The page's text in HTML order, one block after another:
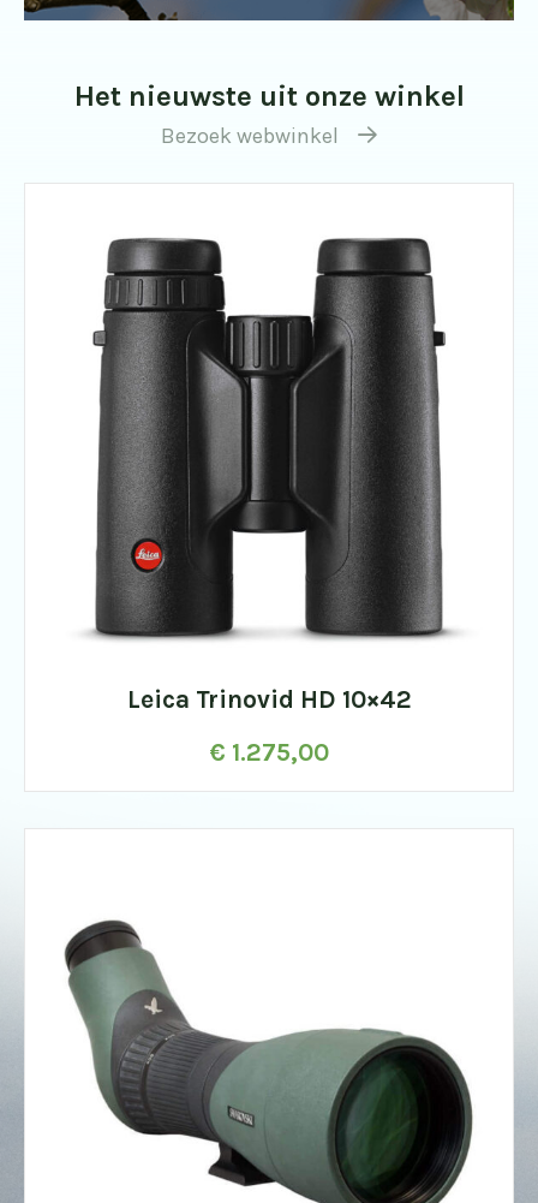
Het nieuwste uit onze winkel
Bezoek webwinkel
Leica Trinovid HD 10×42
€ 1.275,00